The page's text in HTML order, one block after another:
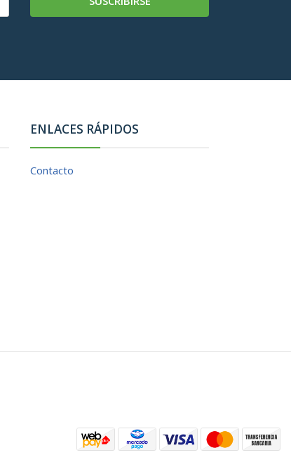
ENLACES RÁPIDOS
Contacto